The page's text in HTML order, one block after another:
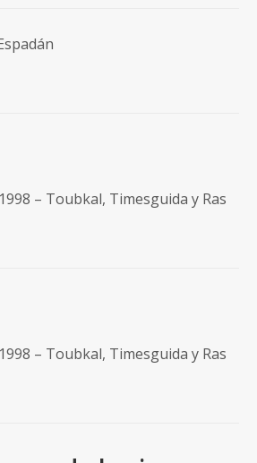
– Toubkal, Timesguida y Ras
– Toubkal, Timesguida y Ras